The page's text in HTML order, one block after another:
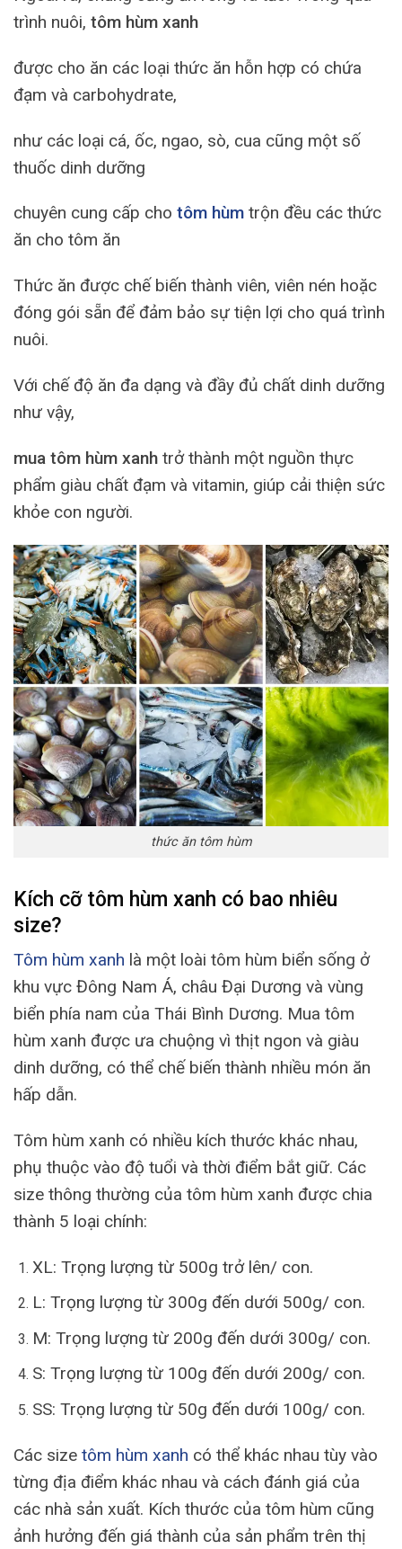
trình nuôi, tôm hùm xanh
được cho ăn các loại thức ăn hỗn hợp có chứa
đạm và carbohydrate,
như các loại cá, ốc, ngao, sò, cua cũng một số
thuốc dinh dưỡng
chuyên cung cấp cho tôm hùm trộn đều các thức
ăn cho tôm ăn
Thức ăn được chế biến thành viên, viên nén hoặc
đóng gói sẵn để đảm bảo sự tiện lợi cho quá trình
nuôi.
Với chế độ ăn đa dạng và đầy đủ chất dinh dưỡng
như vậy,
mua tôm hùm xanh trở thành một nguồn thực
phẩm giàu chất đạm và vitamin, giúp cải thiện sức
khỏe con người.
thức ăn tôm hùm
Kích cỡ tôm hùm xanh có bao nhiêu
size?
Tôm hùm xanh là một loài tôm hùm biển sống ở
khu vực Đông Nam Á, châu Đại Dương và vùng
biển phía nam của Thái Bình Dương. Mua tôm
hùm xanh được ưa chuộng vì thịt ngon và giàu
dinh dưỡng, có thể chế biến thành nhiều món ăn
hấp dẫn.
Tôm hùm xanh có nhiều kích thước khác nhau,
phụ thuộc vào độ tuổi và thời điểm bắt giữ. Các
size thông thường của tôm hùm xanh được chia
thành 5 loại chính:
XL: Trọng lượng từ 500g trở lên/ con.
L: Trọng lượng từ 300g đến dưới 500g/ con.
M: Trọng lượng từ 200g đến dưới 300g/ con.
S: Trọng lượng từ 100g đến dưới 200g/ con.
SS: Trọng lượng từ 50g đến dưới 100g/ con.
Các size tôm hùm xanh có thể khác nhau tùy vào
từng địa điểm khác nhau và cách đánh giá của
các nhà sản xuất. Kích thước của tôm hùm cũng
ảnh hưởng đến giá thành của sản phẩm trên thị